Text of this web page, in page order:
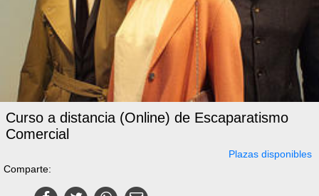
Curso a distancia (Online) de Escaparatismo
Comercial
Plazas disponibles
Comparte: